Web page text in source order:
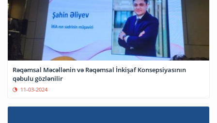
Rəqəmsal Məcəllənin və Rəqəmsal İnkişaf Konsepsiyasının
qəbulu gözlənilir
11-03-2024